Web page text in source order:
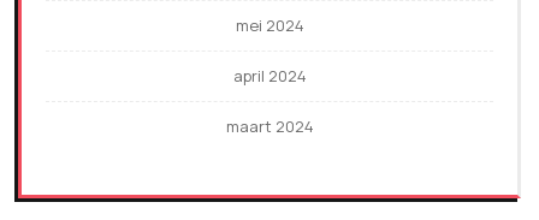
mei 2024
april 2024
maart 2024